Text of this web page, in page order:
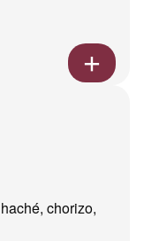
chorizo,